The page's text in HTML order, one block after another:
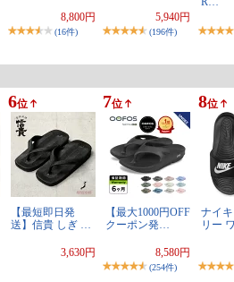
8,800円
(16件)
5,940円
(196件)
6位
【最短即日発
送】信貴 しぎ …
3,630円
7位
【最大1000円OFF
クーポン発…
8,580円
(254件)
8位
ナイ
リー